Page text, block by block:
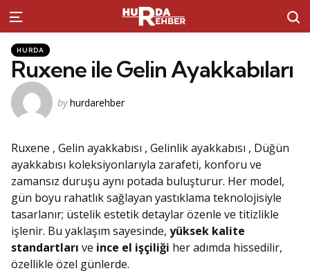
Menu
Kategoriler
Posted
in
HURDA
Ruxene ile Gelin Ayakkabıları
Posted
by hurdarehber
Ruxene , Gelin ayakkabısı , Gelinlik ayakkabısı , Düğün
ayakkabısı koleksiyonlarıyla zarafeti, konforu ve
zamansız duruşu aynı potada buluşturur. Her model,
gün boyu rahatlık sağlayan yastıklama teknolojisiyle
tasarlanır; üstelik estetik detaylar özenle ve titizlikle
işlenir. Bu yaklaşım sayesinde, yüksek kalite
standartları ve ince el işçiliği her adımda hissedilir,
özellikle özel günlerde.